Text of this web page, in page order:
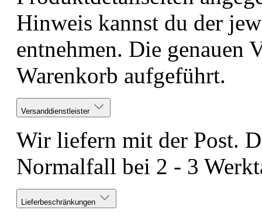
Hinweis kannst du der
entnehmen. Die genauen
Warenkorb aufgeführt.
Versanddienstleister
Wir liefern mit der Post.
Normalfall bei 2 - 3
Lieferbeschränkungen